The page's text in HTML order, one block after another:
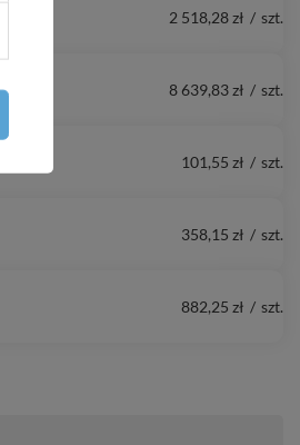
2 518,28 zł / szt.
8 639,83 zł / szt.
101,55 zł / szt.
358,15 zł / szt.
882,25 zł / szt.